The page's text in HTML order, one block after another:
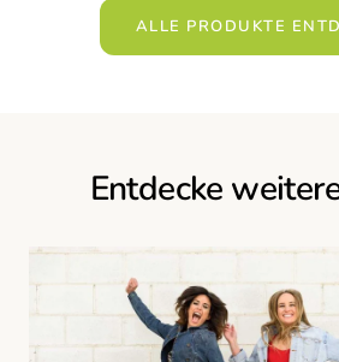
ALLE PRODUKTE
Entdecke